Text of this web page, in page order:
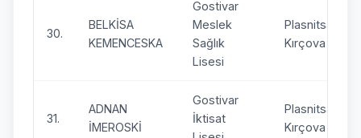
30.
BELKİSA
KEMENCESKA
Gostivar
Meslek
Sağlık
Lisesi
Plasnitsa –
Kırçova
31.
ADNAN
İMEROSKİ
Gostivar
İktisat
Plasnitsa –
Kırçova